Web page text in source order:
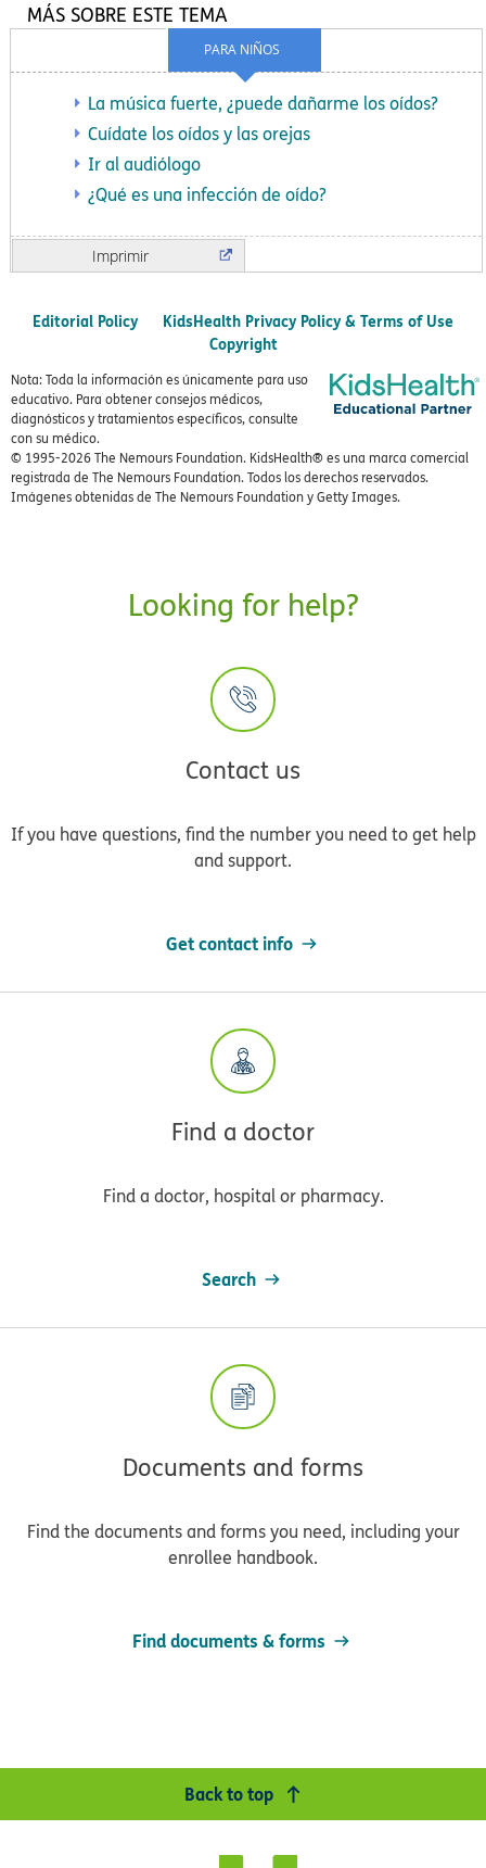
PARA NIÑOS
MÁS SOBRE ESTE TEMA
La música fuerte, ¿puede dañarme los oídos?
Cuídate los oídos y las orejas
Ir al audiólogo
¿Qué es una infección de oído?
Imprimir
Editorial Policy
KidsHealth Privacy Policy & Terms of Use
Copyright
Nota: Toda la información es únicamente para uso
educativo. Para obtener consejos médicos,
diagnósticos y tratamientos específicos, consulte
con su médico.
© 1995-2026 The Nemours Foundation. KidsHealth® es una marca comercial
registrada de The Nemours Foundation. Todos los derechos reservados.
Imágenes obtenidas de The Nemours Foundation y Getty Images.
Looking for help?
Contact us
If you have questions, find the number you need to get help
and support.
Get contact info
Find a doctor
Find a doctor, hospital or pharmacy.
Search
Documents and forms
Find the documents and forms you need, including your
enrollee handbook.
Find documents & forms
Back to top